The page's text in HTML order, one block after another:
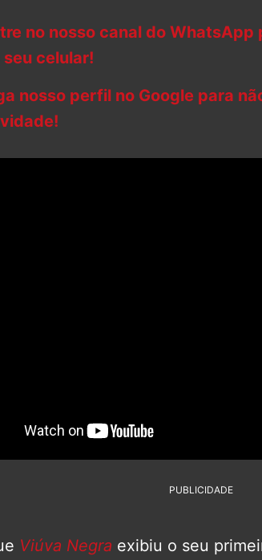
no nosso canal do
seu celular!
nosso perfil no Google para
PUBLICIDADE
Viúva Negra exibiu o seu